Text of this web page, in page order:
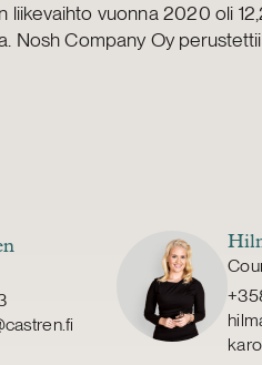
liikevaihto vuonna 2020 oli
Nosh Company Oy